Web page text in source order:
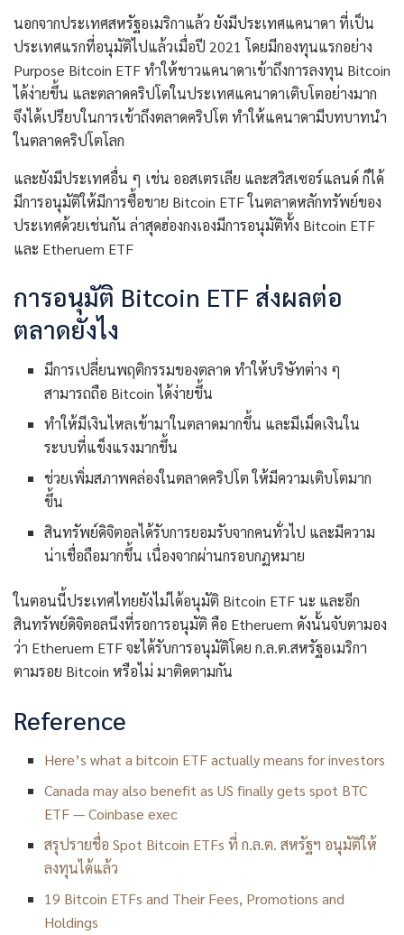
นอกจากประเทศสหรัฐอเมริกาแล้ว ยังมีประเทศแคนาดา ที่เป็น
ประเทศแรกที่อนุมัติไปแล้วเมื่อปี 2021 โดยมีกองทุนแรกอย่าง
Purpose Bitcoin ETF ทำให้ชาวแคนาดาเข้าถึงการลงทุน Bitcoin
ได้ง่ายขึ้น และตลาดคริปโตในประเทศแคนาดาเติบโตอย่างมาก
จึงได้เปรียบในการเข้าถึงตลาดคริปโต ทำให้แคนาดามีบทบาทนำ
ในตลาดคริปโตโลก
และยังมีประเทศอื่น ๆ เช่น ออสเตรเลีย และสวิสเซอร์แลนด์ ก็ได้
มีการอนุมัติให้มีการซื้อขาย Bitcoin ETF ในตลาดหลักทรัพย์ของ
ประเทศด้วยเช่นกัน ล่าสุดฮ่องกงเองมีการอนุมัติทั้ง Bitcoin ETF
และ Etheruem ETF
การอนุมัติ Bitcoin ETF ส่งผลต่อ
ตลาดยังไง
มีการเปลี่ยนพฤติกรรมของตลาด ทำให้บริษัทต่าง ๆ
สามารถถือ Bitcoin ได้ง่ายขึ้น
ทำให้มีเงินไหลเข้ามาในตลาดมากขึ้น และมีเม็ดเงินใน
ระบบที่แข็งแรงมากขึ้น
ช่วยเพิ่มสภาพคล่องในตลาดคริปโต ให้มีความเติบโตมาก
ขึ้น
สินทรัพย์ดิจิตอลได้รับการยอมรับจากคนทั่วไป และมีความ
น่าเชื่อถือมากขึ้น เนื่องจากผ่านกรอบกฏหมาย
ในตอนนี้ประเทศไทยยังไม่ได้อนุมัติ Bitcoin ETF นะ และอีก
สินทรัพย์ดิจิตอลนึงที่รอการอนุมัติ คือ Etheruem ดังนั้นจับตามอง
ว่า Etheruem ETF จะได้รับการอนุมัติโดย ก.ล.ต.สหรัฐอเมริกา
ตามรอย Bitcoin หรือไม่ มาติดตามกัน
Reference
Here’s what a bitcoin ETF actually means for investors
Canada may also benefit as US finally gets spot BTC
ETF — Coinbase exec
สรุปรายชื่อ Spot Bitcoin ETFs ที่ ก.ล.ต. สหรัฐฯ อนุมัติให้
ลงทุนได้แล้ว
19 Bitcoin ETFs and Their Fees, Promotions and
Holdings